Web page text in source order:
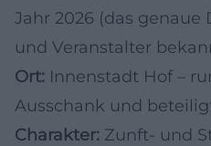
Jahr 2026 (das
und Veranstalter
Ort: Innenstadt Hof –
Ausschank und
Charakter: Zunft- und